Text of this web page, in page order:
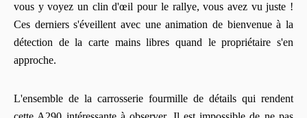
vous y voyez un clin d'œil pour le rallye, vous avez vu juste !
Ces derniers s'éveillent avec une animation de bienvenue à la
détection de la carte mains libres quand le propriétaire s'en
approche.
L'ensemble de la carrosserie fourmille de détails qui rendent